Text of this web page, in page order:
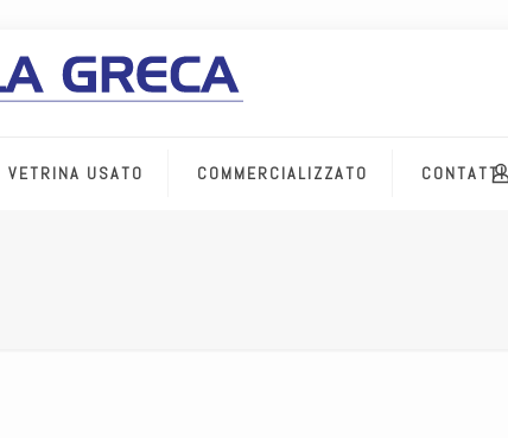
VETRINA USATO COMMERCIALIZZATO CONTATTI